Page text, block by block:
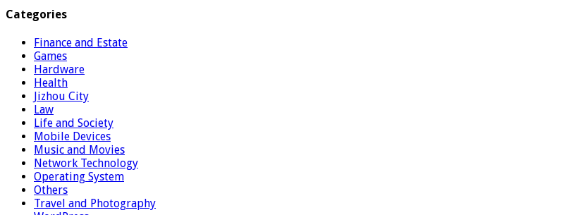
Categories
Finance and Estate
Games
Hardware
Health
Jizhou City
Law
Life and Society
Mobile Devices
Music and Movies
Network Technology
Operating System
Others
Travel and Photography